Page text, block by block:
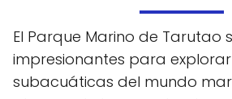
El Parque Marino de Tarutao
impresionantes para
subacuáticas del mundo